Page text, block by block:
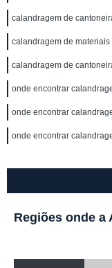
calandragem de
calandragem de
calandragem de
onde encontrar
onde encontrar
onde encontrar
Regiões onde a